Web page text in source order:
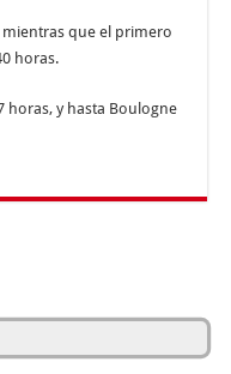
mientras que el primero
horas.
horas, y hasta Boulogne